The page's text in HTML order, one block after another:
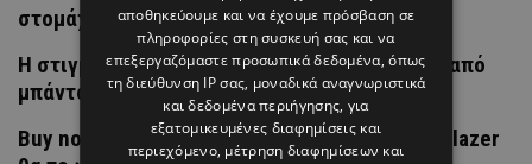
στομάχι σας είναι άδειο
H στιγμή που η Άννα Βίσση άκουσε Τσιτσάνη από
μπάντα δρόμου
Buy now or cry later: Αυτό το cropped denim blazer
αποθηκεύουμε και να έχουμε πρόσβαση σε
πληροφορίες στη συσκευή σας και να
επεξεργαζόμαστε προσωπικά δεδομένα, όπως
τη διεύθυνση IP σας, μοναδικά αναγνωριστικά
και δεδομένα περιήγησης, για
εξατομικευμένες διαφημίσεις και
περιεχόμενο, μέτρηση διαφημίσεων και